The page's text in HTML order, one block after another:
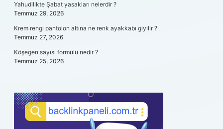
Yahudilikte Şabat yasakları nelerdir ?
Temmuz 29, 2026
Krem rengi pantolon altına ne renk ayakkabı giyilir ?
Temmuz 27, 2026
Köşegen sayısı formülü nedir ?
Temmuz 25, 2026